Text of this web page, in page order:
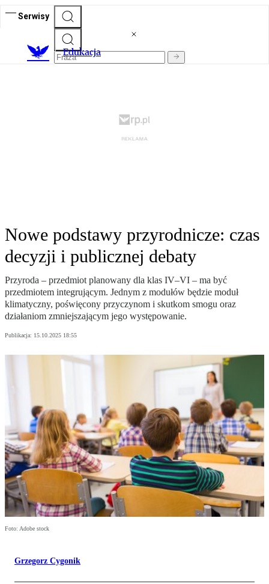
Serwisy
Edukacja
Nowe podstawy przyrodnicze: czas
decyzji i publicznej debaty
Przyroda – przedmiot planowany dla klas IV–VI – ma być
przedmiotem integrującym. Jednym z modułów będzie moduł
klimatyczny, poświęcony przyczynom i skutkom smogu oraz
działaniom zmniejszającym jego występowanie.
Publikacja: 15.10.2025 18:55
Foto: Adobe stock
Grzegorz Cygonik